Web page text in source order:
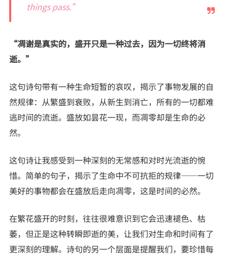
things pass.”
“凋谢是真实的，盛开只是一种过去，因为一切终将消
逝。”
这句诗句带有一种生命短暂的哀叹，揭示了事物发展的自
然规律：从繁盛到衰败，从新生到消亡，所有的一切都难
逃时间的流逝。盛放如昙花一现，而凋零却是生命的必
然。
这句诗让我感受到一种深刻的无常感和对时光流逝的惋
惜。简单的句子，揭示了生命中不可抗拒的规律——一切
美好的事物都会在盛放后走向凋零，这是时间的必然。
在繁花盛开的时刻，往往很难意识到它会迅速褪色、枯
萎，但正是这种转瞬即逝的美，让我们对生命和时间有了
更深刻的理解。诗句的另一个层面是提醒我们，要珍惜每